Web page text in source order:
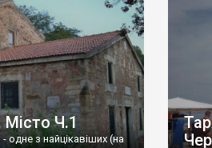
Ч.1
одне з найцікавіших (на